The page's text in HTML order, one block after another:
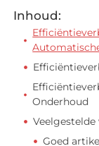
Inhoud:
Onderhoud
Veelgestelde
Goed